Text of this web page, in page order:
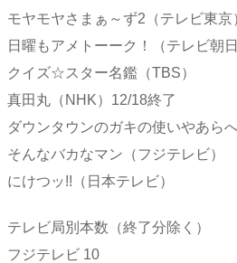
モヤモヤさまぁ～ず2（テレビ東京
日曜もアメトーーク！（テレビ朝日
クイズ☆スター名鑑（TBS）
真田丸（NHK）12/18終了
ダウンタウンのガキの使いやあら
そんなバカなマン（フジテレビ）
にけつッ!!（日本テレビ）
テレビ局別本数（終了分除く）
フジテレビ 10